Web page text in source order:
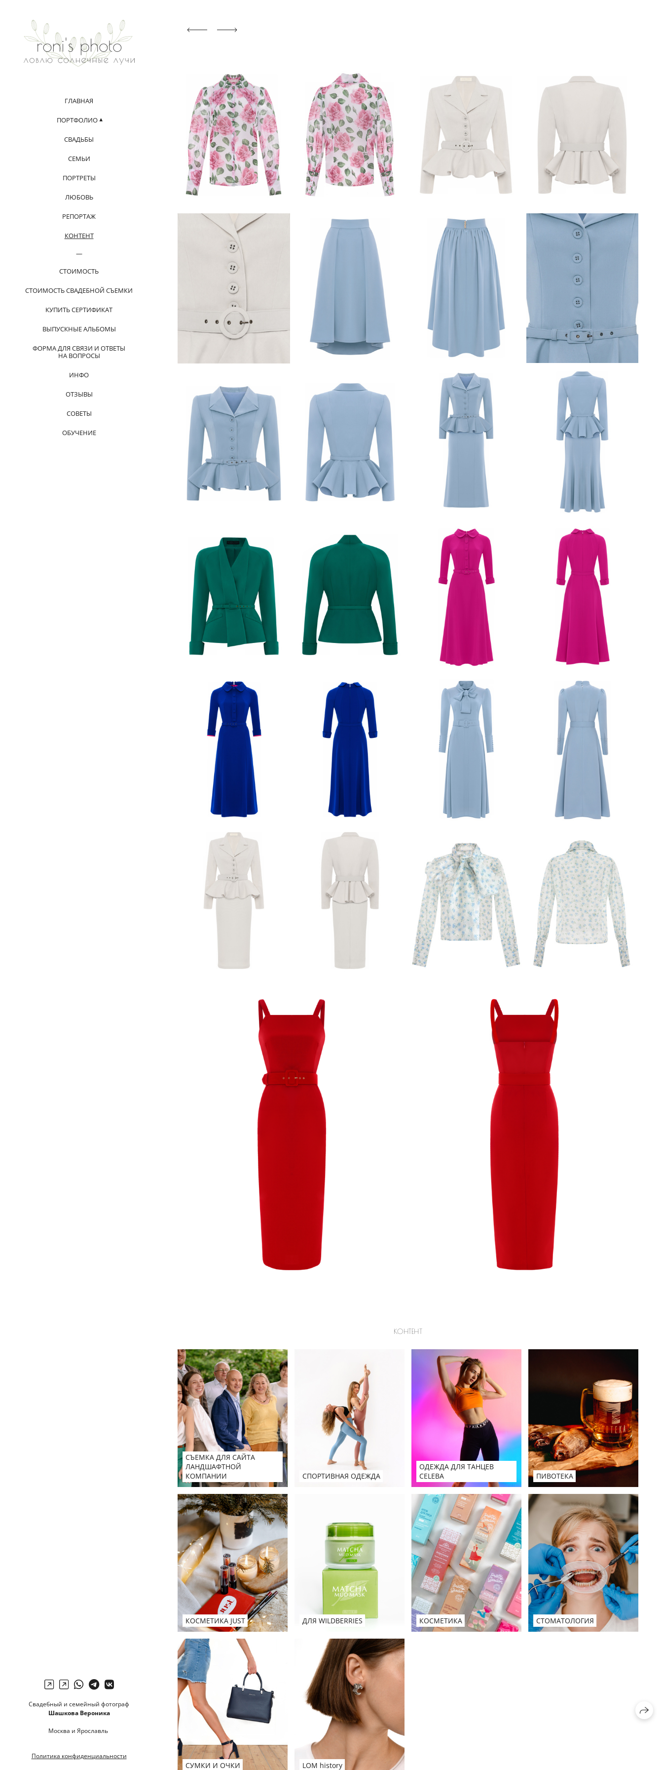
ГЛАВНАЯ
ПОРТФОЛИО
СВАДЬБЫ
СЕМЬИ
ПОРТРЕТЫ
ЛЮБОВЬ
РЕПОРТАЖ
КОНТЕНТ
СТОИМОСТЬ
СТОИМОСТЬ СВАДЕБНОЙ СЪЕМКИ
КУПИТЬ СЕРТИФИКАТ
ВЫПУСКНЫЕ АЛЬБОМЫ
ФОРМА ДЛЯ СВЯЗИ И ОТВЕТЫ
НА ВОПРОСЫ
ИНФО
ОТЗЫВЫ
СОВЕТЫ
ОБУЧЕНИЕ
Свадебный и семейный фотограф
Шашкова Вероника
Москва и Ярославль
Политика конфиденциальности
КОНТЕНТ
СЪЕМКА ДЛЯ САЙТА
ЛАНДШАФТНОЙ
КОМПАНИИ
СПОРТИВНАЯ ОДЕЖДА
ОДЕЖДА ДЛЯ ТАНЦЕВ
СELEBA
ПИВОТЕКА
КОСМЕТИКА JUST ДЛЯ WILDBERRIES КОСМЕТИКА СТОМАТОЛОГИЯ
СУМКИ И ОЧКИ LOM history